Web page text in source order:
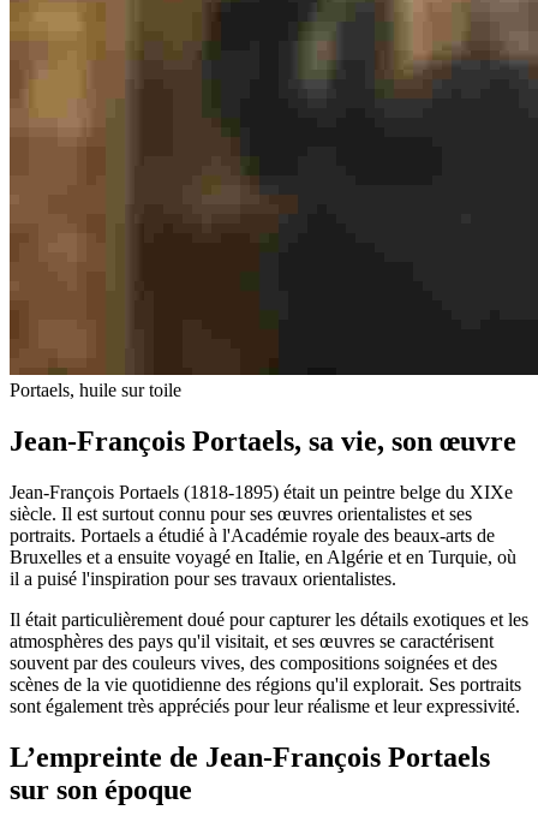
Portaels, huile sur toile
Jean-François Portaels, sa vie, son œuvre
Jean-François Portaels (1818-1895) était un peintre belge du XIXe
siècle. Il est surtout connu pour ses œuvres orientalistes et ses
portraits. Portaels a étudié à l'Académie royale des beaux-arts de
Bruxelles et a ensuite voyagé en Italie, en Algérie et en Turquie, où
il a puisé l'inspiration pour ses travaux orientalistes.
Il était particulièrement doué pour capturer les détails exotiques et les
atmosphères des pays qu'il visitait, et ses œuvres se caractérisent
souvent par des couleurs vives, des compositions soignées et des
scènes de la vie quotidienne des régions qu'il explorait. Ses portraits
sont également très appréciés pour leur réalisme et leur expressivité.
L’empreinte de Jean-François Portaels
sur son époque